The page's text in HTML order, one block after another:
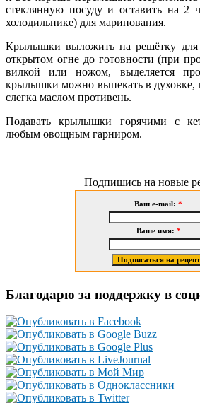
стеклянную посуду и оставить на 2
холодильнике) для маринования.
Крылышки выложить на решётку
открытом огне до готовности (при
вилкой или ножом, выделяется
крылышки можно выпекать в духовке,
слегка маслом противень.
Подавать крылышки горячими с
любым овощным гарниром.
Подпишись на новые
Ваш e-mail: *
Ваше имя: *
Благодарю за поддержку в